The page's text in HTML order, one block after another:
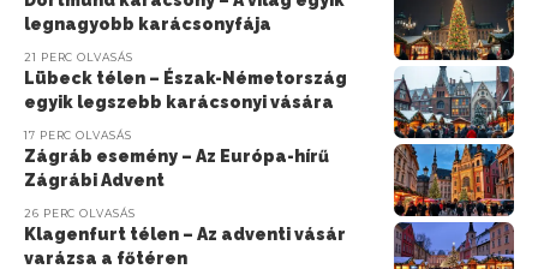
legnagyobb karácsonyfája
21 PERC OLVASÁS
Lübeck télen – Észak-Németország
egyik legszebb karácsonyi vására
17 PERC OLVASÁS
Zágráb esemény – Az Európa-hírű
Zágrábi Advent
26 PERC OLVASÁS
Klagenfurt télen – Az adventi vásár
varázsa a főtéren